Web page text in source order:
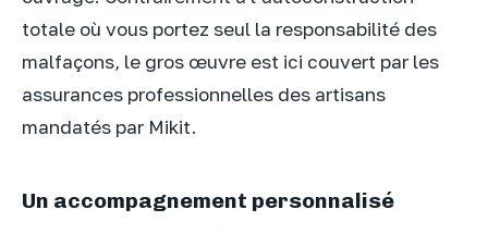
totale où vous portez seul la responsabilité des
malfaçons, le gros œuvre est ici couvert par les
assurances professionnelles des artisans
mandatés par Mikit.
Un accompagnement personnalisé